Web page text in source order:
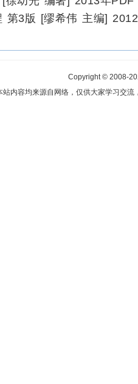
第3版 [缪希伟 主编]
Copyright © 2008-
站内容均来源自网络，仅供大家学习交